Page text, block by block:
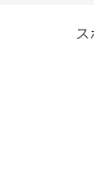
モンキー』 ト